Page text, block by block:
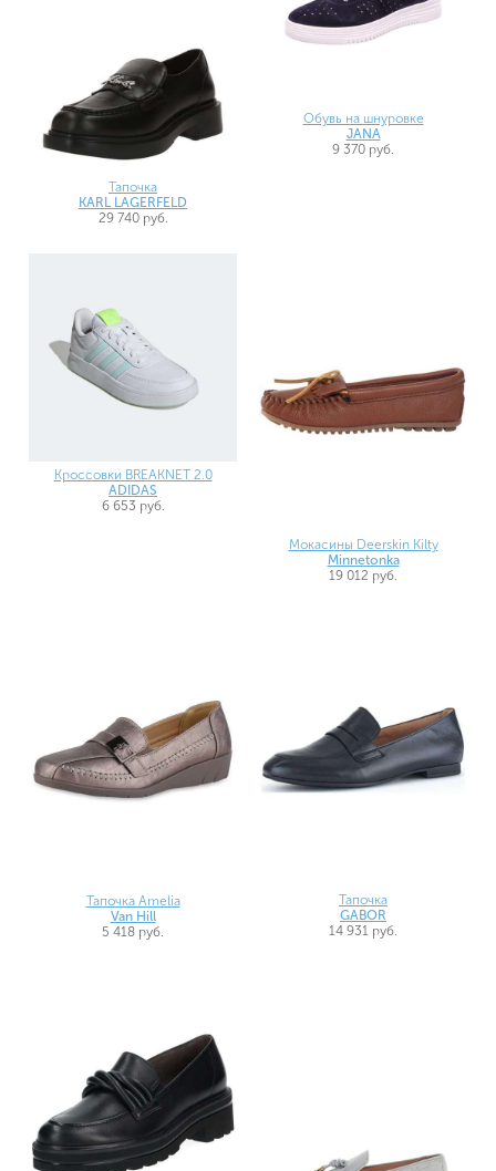
Тапочка
KARL LAGERFELD
29 740 руб.
Обувь на шнуровке
JANA
9 370 руб.
Кроссовки BREAKNET 2.0
ADIDAS
6 653 руб.
Мокасины Deerskin Kilty
Minnetonka
19 012 руб.
Тапочка Amelia
Van Hill
5 418 руб.
Тапочка
GABOR
14 931 руб.